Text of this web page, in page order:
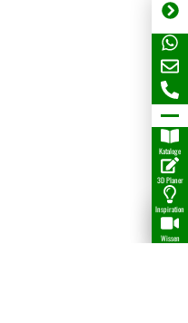
Kataloge
3D Planer
Inspiration
Wissen